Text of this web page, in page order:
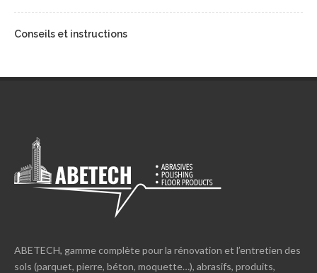
Conseils et instructions
ABETECH, gamme complète pour la rénovation et l’entretien des
sols (parquet, pierre, béton, moquette…), abrasifs, produits,